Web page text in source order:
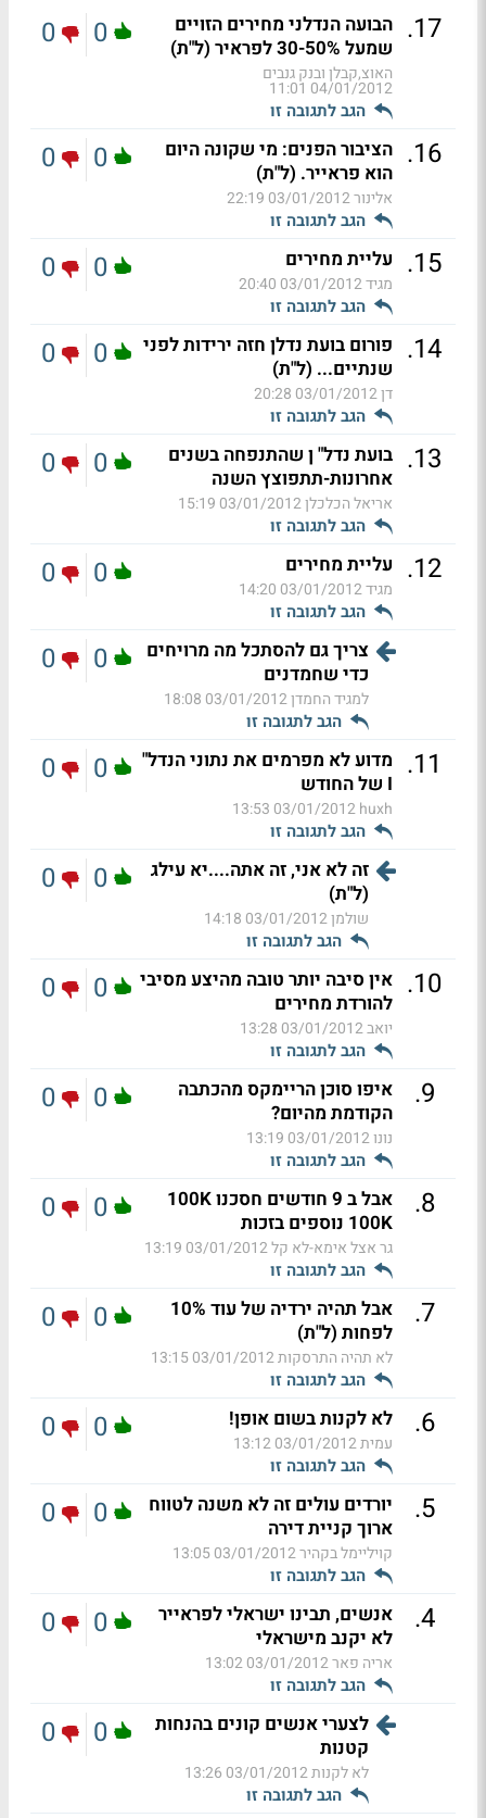
17
. הבועה הנדלני מחירים הזויים
שמעל 30-50% לפראיר (ל"ת)
האוצ,קבלן ובנק גנבים
04/01/2012 11:01
הגב לתגובה זו
0
0
16
. הציבור הפנים: מי שקונה היום
הוא פראייר. (ל"ת)
אלינור03/01/2012 22:19
הגב לתגובה זו
0
0
15
. עליית מחירים
מגיד03/01/2012 20:40
הגב לתגובה זו
0
0
14
. פורום בועת נדלן חזה ירידות לפני
שנתיים... (ל"ת)
דן03/01/2012 20:28
הגב לתגובה זו
0
0
13
. בועת נדל" ן שהתנפחה בשנים
אחרונות-תתפוצץ השנה
אריאל הכלכלן03/01/2012 15:19
הגב לתגובה זו
0
0
12
. עליית מחירים
מגיד03/01/2012 14:20
הגב לתגובה זו
0
0
צריך גם להסתכל מה מרויחים
כדי שחמדנים
למגיד החמדן03/01/2012 18:08
הגב לתגובה זו
0
0
11
. מדוע לא מפרמים את נתוני הנדל"
I של החודש
huxh
03/01/2012 13:53
הגב לתגובה זו
0
0
זה לא אני, זה אתה....יא עילג
(ל"ת)
שולמן03/01/2012 14:18
הגב לתגובה זו
0
0
10
. אין סיבה יותר טובה מהיצע מסיבי
להורדת מחירים
יואב03/01/2012 13:28
הגב לתגובה זו
0
0
9
.
איפו סוכן הריימקס מהכתבה
הקודמת מהיום?
נונו03/01/2012 13:19
הגב לתגובה זו
0
0
8
.
אבל ב 9 חודשים חסכנו 100K
100K נוספים בזכות
גר אצל אימא-לא קל03/01/2012 13:19
הגב לתגובה זו
0
0
7
.
אבל תהיה ירדיה של עוד 10%
לפחות (ל"ת)
לא תהיה התרסקות03/01/2012 13:15
הגב לתגובה זו
0
0
6
. לא לקנות בשום אופן!
עמית03/01/2012 13:12
הגב לתגובה זו
0
0
5
.
יורדים עולים זה לא משנה לטווח
ארוך קניית דירה
קויליימל בקהיר03/01/2012 13:05
הגב לתגובה זו
0
0
4
.
אנשים, תבינו ישראלי לפראייר
לא יקנב מישראלי
אריה פאר03/01/2012 13:02
הגב לתגובה זו
0
0
לצערי אנשים קונים בהנחות
קטנות
לא לקנות03/01/2012 13:26
הגב לתגובה זו
0
0